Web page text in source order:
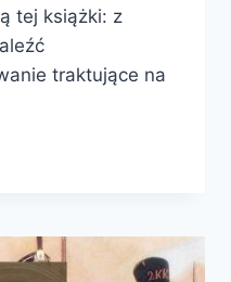
tej książki: z
traktujące na